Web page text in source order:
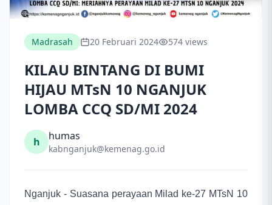
Madrasah 20 Februari 2024 574 views
KILAU BINTANG DI BUMI
HIJAU MTsN 10 NGANJUK
LOMBA CCQ SD/MI 2024
h humas
kabnganjuk@kemenag.go.id
Nganjuk - Suasana perayaan Milad ke-27 MTsN 10